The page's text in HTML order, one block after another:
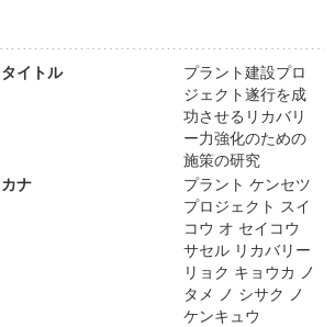
タイトル
プラント建設プロ
ジェクト遂行を成
功させるリカバリ
ー力強化のための
施策の研究
カナ
プラント ケンセツ
プロジェクト スイ
コウ オ セイコウ
サセル リカバリー
リョク キョウカ ノ
タメ ノ シサク ノ
ケンキュウ